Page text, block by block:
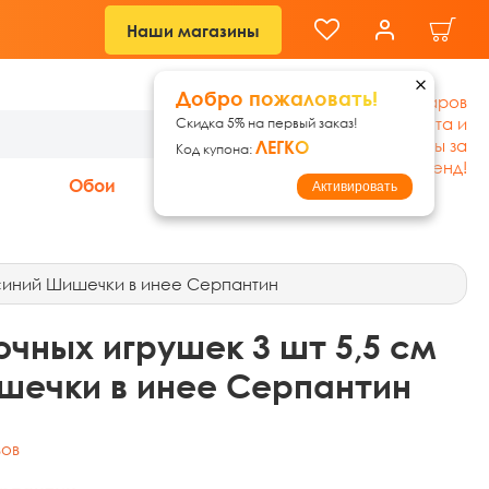
Наши магазины
Обои
Гипермаркет товаров
для дома, ремонта и
дачи: без переплаты за
бренд!
Шишечки в инее Серпантин
игрушек 3 шт 5,5 см
в инее Серпантин
Добро пожаловать!
Скидка 5% на первый заказ!
Код купона:ЛЕГКО
Активировать